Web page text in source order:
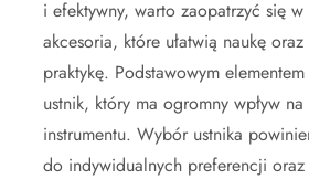
i efektywny, warto zaopatrzyć się
akcesoria, które ułatwią naukę
praktykę. Podstawowym
ustnik, który ma ogromny wpływ
instrumentu. Wybór ustnika
do indywidualnych preferencji